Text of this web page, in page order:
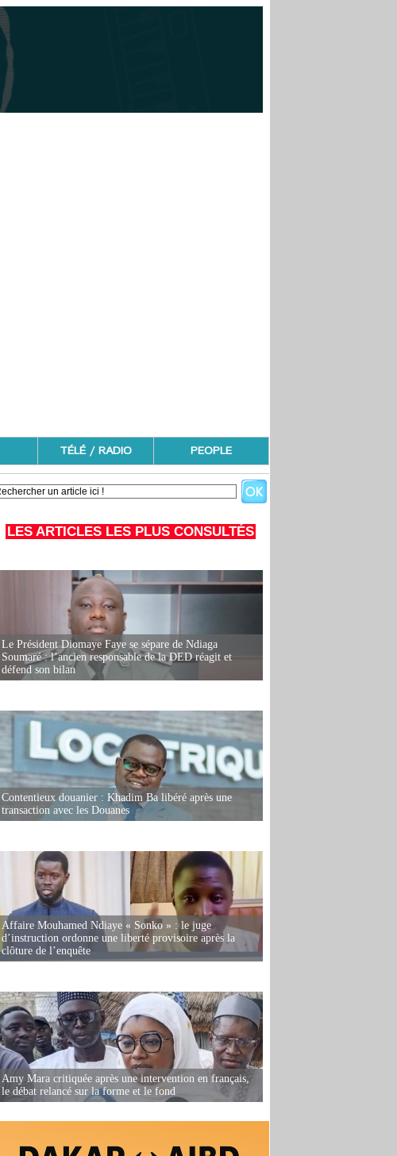
TÉLÉ / RADIO PEOPLE
LES ARTICLES LES PLUS CONSULTÉS
Le Président Diomaye Faye se sépare de Ndiaga
Soumaré : l’ancien responsable de la DED réagit et
défend son bilan
Contentieux douanier : Khadim Ba libéré après une
transaction avec les Douanes
Affaire Mouhamed Ndiaye « Sonko » : le juge
d’instruction ordonne une liberté provisoire après la
clôture de l’enquête
Amy Mara critiquée après une intervention en français,
le débat relancé sur la forme et le fond